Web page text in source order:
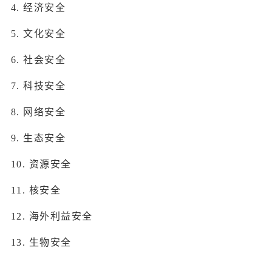
4. 经济安全
5. 文化安全
6. 社会安全
7. 科技安全
8. 网络安全
9. 生态安全
10. 资源安全
11. 核安全
12. 海外利益安全
13. 生物安全